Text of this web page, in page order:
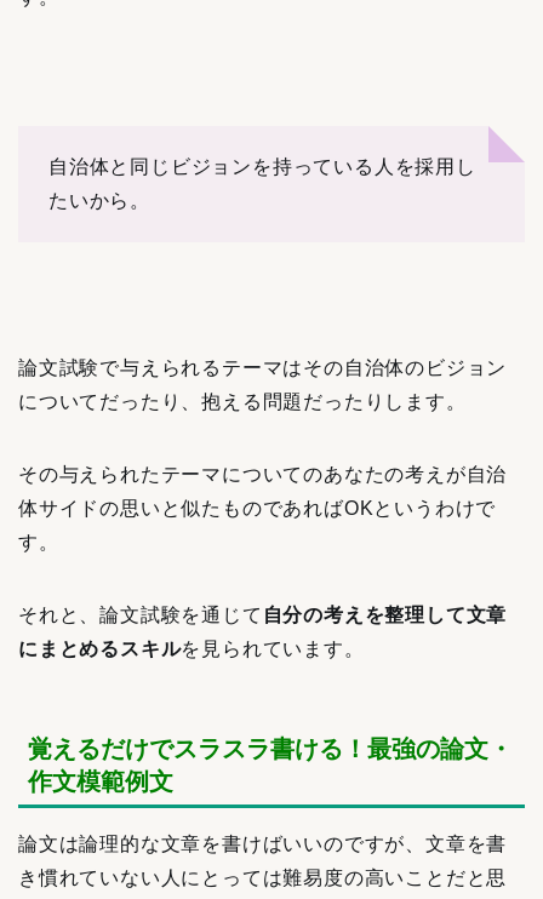
自治体と同じビジョンを持っている人を採用し
たいから。
論文試験で与えられるテーマはその自治体のビジョン
についてだったり、抱える問題だったりします。
その与えられたテーマについてのあなたの考えが自治
体サイドの思いと似たものであればOKというわけで
す。
それと、論文試験を通じて 自分の考えを整理して文章
にまとめるスキルを見られています。
覚えるだけでスラスラ書ける！最強の論文・
作文模範例文
論文は論理的な文章を書けばいいのですが、文章を書
き慣れていない人にとっては難易度の高いことだと思